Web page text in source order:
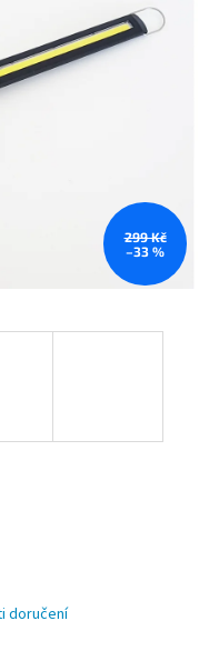
299 Kč
–33 %
doručení